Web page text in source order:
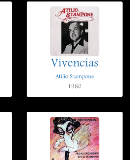
Vivencias
Atilio Stampone
1980